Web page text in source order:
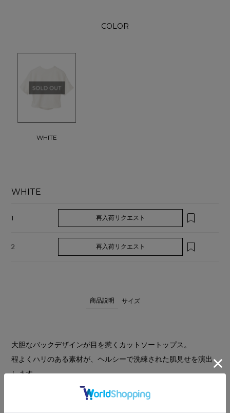
COLOR
WHITE
WHITE
1 再入荷リクエスト
2 再入荷リクエスト
商品説明 サイズ
大胆なバックデザインが目を惹くカットソートップス。
程よくハリのある素材が、ヘルシーで洗練された肌見せを演出
します。
カップ付きで、インナーを気にせず一枚で着られるのも嬉しい
ポイント。ミニマルなディテールにリボンをあしらい、女性ら